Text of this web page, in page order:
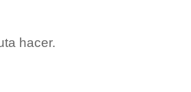
hacer.